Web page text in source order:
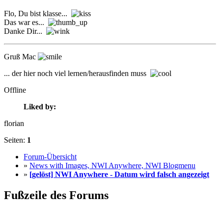
Flo, Du bist klasse...
Das war es...
Danke Dir...
Gruß Mac
... der hier noch viel lernen/herausfinden muss
Offline
Liked by:
florian
Seiten: 1
Forum-Übersicht
» News with Images, NWI Anywhere, NWI Blogmenu
» [gelöst] NWI Anywhere - Datum wird falsch angezeigt
Fußzeile des Forums